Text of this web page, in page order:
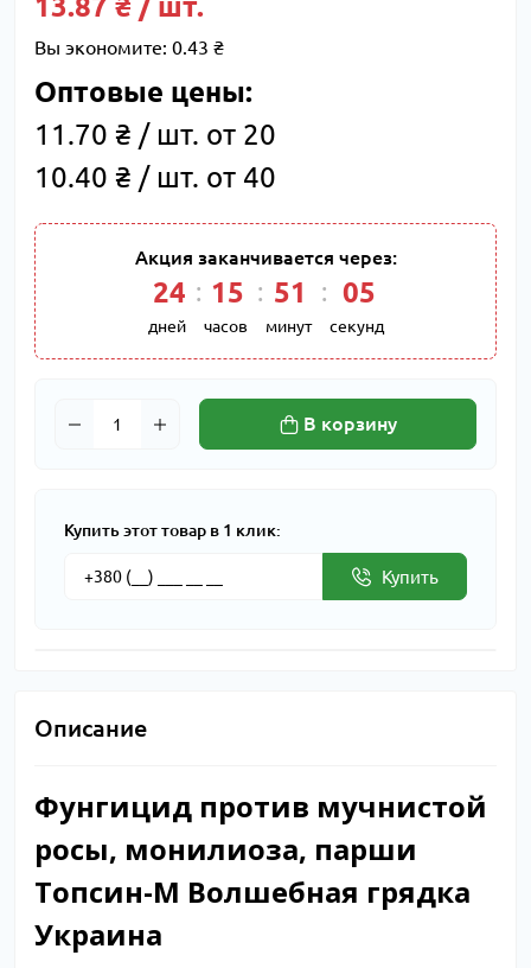
13.87 ₴ / шт.
Вы экономите: 0.43 ₴
Оптовые цены:
11.70 ₴ / шт. от 20
10.40 ₴ / шт. от 40
Акция заканчивается через:
24
дней
: 15
часов
: 51
минут
: 05
секунд
В корзину
Купить этот товар в 1 клик:
Купить
Описание
Фунгицид против мучнистой
росы, монилиоза, парши
Топсин-М Волшебная грядка
Украина